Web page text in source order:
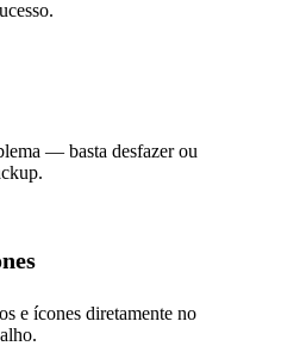
— basta desfazer ou
e ícones diretamente no